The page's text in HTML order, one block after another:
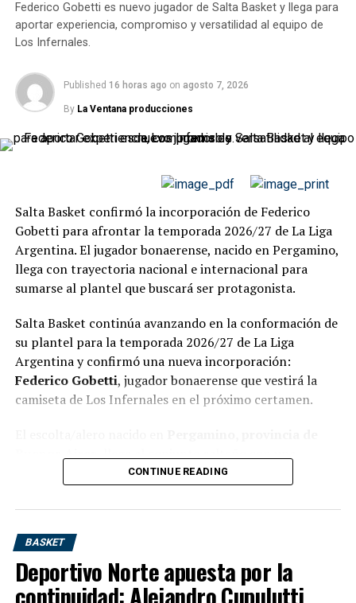
El tercer punto tuvo todos los condimentos de una final
por la permanencia. Hubo nervios, defensas fuertes,
equipos logró desplegar un básquet fluido durante
largos tramos, pero Argentino supo convivir mejor con
🚨 ¡Balbi para Bilbao y
Argentino +5 a falta de 50
segundos!#LaLigaNacional|
@Argentino_junin
pic.twitter.com/mBXuDwI7ZV
— La Liga (@LigaNacional)May 10, 2026
Atenas necesitaba ganar para volver a tomar el control
de la serie. El Griego venía golpeado por la derrota en
Córdoba y sabía que una caída en Junín lo dejaría
contra las cuerdas. Sin embargo, nunca encontró
La defensa, la gran base del
triunfo del Turco
El resultado final,61-53, refleja claramente el tipo de
partido que se jugó: bajo goleo, mucha fricción y una
Federico Gobetti es nuevo jugador de Salta Basket y llega para
aportar experiencia, compromiso y versatilidad al equipo de
Los Infernales.
Published 16 horas ago on agosto 7, 2026
By La Ventana producciones
Salta Basket confirmó la incorporación de Federico
Gobetti para afrontar la temporada 2026/27 de La Liga
Argentina. El jugador bonaerense, nacido en Pergamino,
llega con trayectoria nacional e internacional para
sumarse al plantel que buscará ser protagonista.
Salta Basket continúa avanzando en la conformación de
su plantel para la temporada 2026/27 de La Liga
Argentina y confirmó una nueva incorporación:
Federico Gobetti, jugador bonaerense que vestirá la
camiseta de Los Infernales en el próximo certamen.
importante trayectoria en el básquet nacional e
para un equipo que viene armándose con la intención de
competir desde el inicio y volver a ocupar lugares de
protagonismo dentro de la segunda categoría del
básquet argentino.
CONTINUE READING
BASKET
Deportivo Norte apuesta por la
continuidad: Alejandro Cupulutti